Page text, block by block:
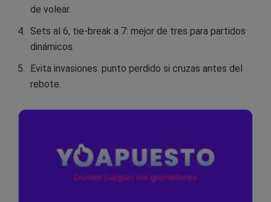
de volear.
Sets al 6, tie-break a 7: mejor de tres para partidos
dinámicos.
Evita invasiones: punto perdido si cruzas antes del
rebote.